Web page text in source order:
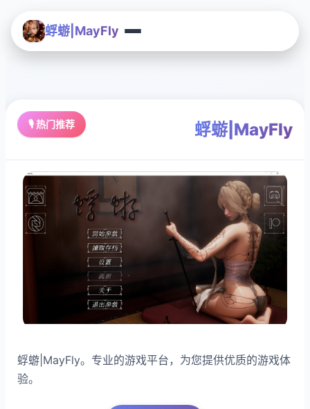
蜉蝣|MayFly
🎙️ 热门推荐 蜉蝣|MayFly
蜉蝣|MayFly。专业的游戏平台，为您提供优质的游戏体
验。